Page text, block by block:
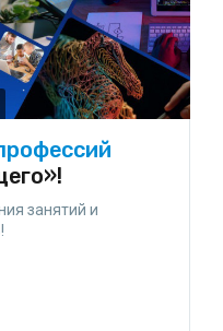
занятий и